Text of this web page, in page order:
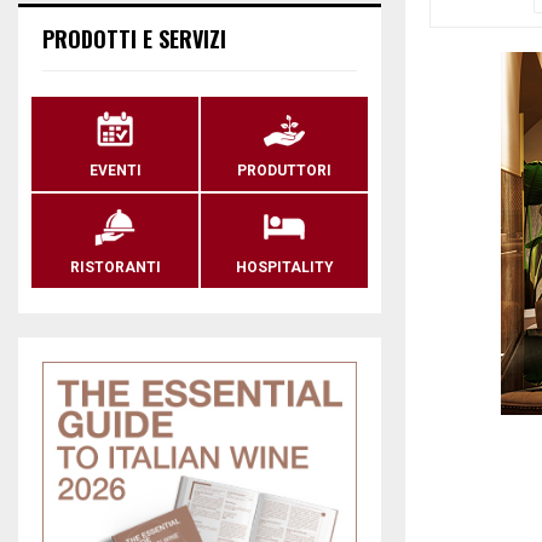
PRODOTTI E SERVIZI
EVENTI PRODUTTORI
RISTORANTI HOSPITALITY